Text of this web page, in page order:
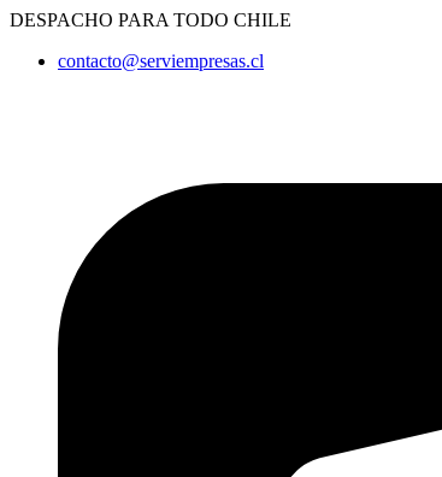
Ir
contenido
DESPACHO PARA TODO CHILE
contacto@serviempresas.cl